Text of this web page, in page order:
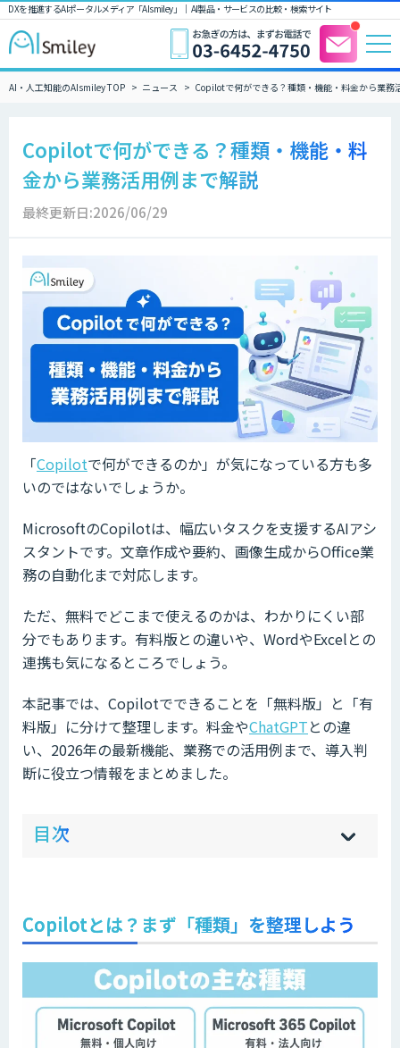
DXを推進するAIポータルメディア「AIsmiley」｜ AI製品・サービスの比較・検索サイト
AI・人工知能のAIsmiley TOP ニュース Copilotで何ができる？種類・機能・料金から業務
Copilotで何ができる？種類・機能・料
金から業務活用例まで解説
最終更新日:2026/06/29
「Copilotで何ができるのか」が気になっている方も多
いのではないでしょうか。
MicrosoftのCopilotは、幅広いタスクを支援するAIアシ
スタントです。文章作成や要約、画像生成からOffice業
務の自動化まで対応します。
ただ、無料でどこまで使えるのかは、わかりにくい部
分でもあります。有料版との違いや、WordやExcelとの
連携も気になるところでしょう。
本記事では、Copilotでできることを「無料版」と「有
料版」に分けて整理します。料金やChatGPTとの違
い、2026年の最新機能、業務での活用例まで、導入判
断に役立つ情報をまとめました。
目次 hi
]
sh
]
Copilotとは？まず「種類」を整理しよう